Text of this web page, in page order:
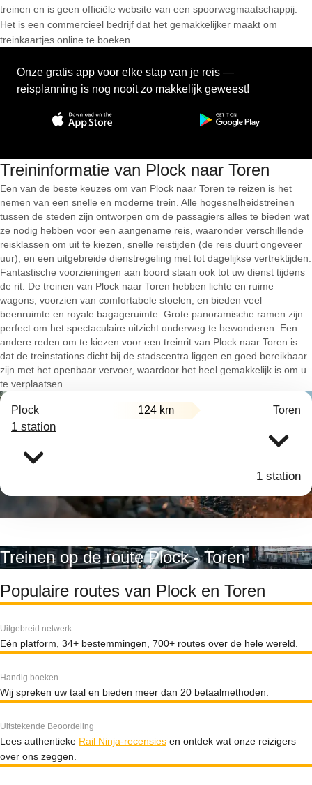
treinen en is geen officiële website van een spoorwegmaatschappij.
Het is een commercieel bedrijf dat het gemakkelijker maakt om
treinkaartjes online te boeken.
Onze gratis app voor elke stap van je reis —
reisplanning is nog nooit zo makkelijk geweest!
Treininformatie van Plock naar Toren
Een van de beste keuzes om van Plock naar Toren te reizen is het
nemen van een snelle en moderne trein. Alle hogesnelheidstreinen
tussen de steden zijn ontworpen om de passagiers alles te bieden wat
ze nodig hebben voor een aangename reis, waaronder verschillende
reisklassen om uit te kiezen, snelle reistijden (de reis duurt ongeveer
uur), en een uitgebreide dienstregeling met tot dagelijkse vertrektijden.
Fantastische voorzieningen aan boord staan ook tot uw dienst tijdens
de rit. De treinen van Plock naar Toren hebben lichte en ruime
wagons, voorzien van comfortabele stoelen, en bieden veel
beenruimte en royale bagageruimte. Grote panoramische ramen zijn
perfect om het spectaculaire uitzicht onderweg te bewonderen. Een
andere reden om te kiezen voor een treinrit van Plock naar Toren is
dat de treinstations dicht bij de stadscentra liggen en goed bereikbaar
zijn met het openbaar vervoer, waardoor het heel gemakkelijk is om u
te verplaatsen.
Plock 124 km Toren
1 station
1 station
Treinen op de route Plock - Toren
Populaire routes van Plock en Toren
Uitgebreid netwerk
Eén platform, 34+ bestemmingen, 700+ routes over de hele wereld.
Handig boeken
Wij spreken uw taal en bieden meer dan 20 betaalmethoden.
Uitstekende Beoordeling
Lees authentieke Rail Ninja-recensies en ontdek wat onze reizigers
over ons zeggen.